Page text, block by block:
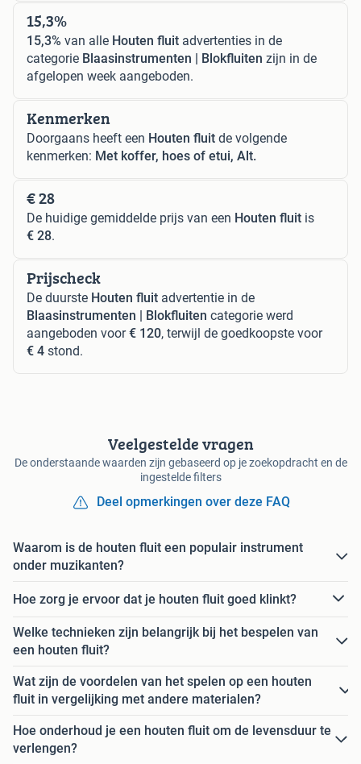
15,3%
15,3% van alle Houten fluit advertenties in de
categorie Blaasinstrumenten | Blokfluiten zijn in de
afgelopen week aangeboden.
Kenmerken
Doorgaans heeft een Houten fluit de volgende
kenmerken: Met koffer, hoes of etui, Alt.
€ 28
De huidige gemiddelde prijs van een Houten fluit is
€ 28.
Prijscheck
De duurste Houten fluit advertentie in de
Blaasinstrumenten | Blokfluiten categorie werd
aangeboden voor€ 120, terwijl de goedkoopste voor
€ 4 stond.
Veelgestelde vragen
De onderstaande waarden zijn gebaseerd op je zoekopdracht en de
ingestelde filters
Deel opmerkingen over deze FAQ
Waarom is de houten fluit een populair instrument
onder muzikanten?
Hoe zorg je ervoor dat je houten fluit goed klinkt?
Welke technieken zijn belangrijk bij het bespelen van
een houten fluit?
Wat zijn de voordelen van het spelen op een houten
fluit in vergelijking met andere materialen?
Hoe onderhoud je een houten fluit om de levensduur te
verlengen?